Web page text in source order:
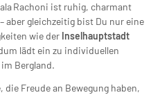
Rachoni ist ruhig, charmant
aber gleichzeitig bist Du nur eine
wie der Inselhauptstadt
lädt ein zu individuellen
Bergland.
Freude an Bewegung haben,